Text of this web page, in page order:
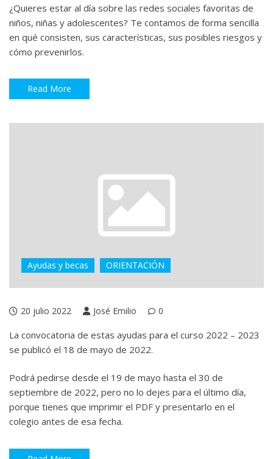
¿Quieres estar al día sobre las redes sociales favoritas de
niños, niñas y adolescentes? Te contamos de forma sencilla
en qué consisten, sus características, sus posibles riesgos y
cómo prevenirlos.
Read More
Ayudas y becas ORIENTACIÓN
20 julio 2022 José Emilio 0
La convocatoria de estas ayudas para el curso 2022 – 2023
se publicó el 18 de mayo de 2022.
Podrá pedirse desde el 19 de mayo hasta el 30 de
septiembre de 2022, pero no lo dejes para el último día,
porque tienes que imprimir el PDF y presentarlo en el
colegio antes de esa fecha.